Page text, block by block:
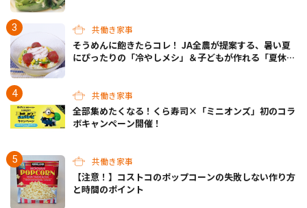
共働き家事
そうめんに飽きたらコレ！ JA全農が提案する、暑い夏
にぴったりの「冷やしメシ」＆子どもが作れる「夏休み
共働き家事
全部集めたくなる！くら寿司×「ミニオンズ」初のコラ
ボキャンペーン開催！
共働き家事
【注意！】コストコのポップコーンの失敗しない作り方
と時間のポイント